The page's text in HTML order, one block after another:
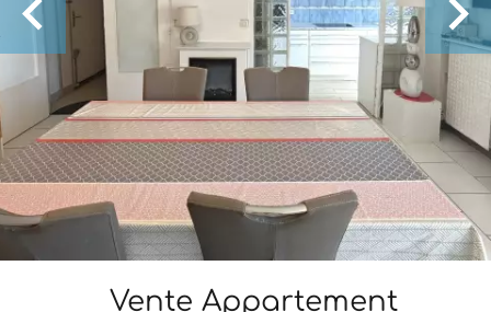
Vente Appartement